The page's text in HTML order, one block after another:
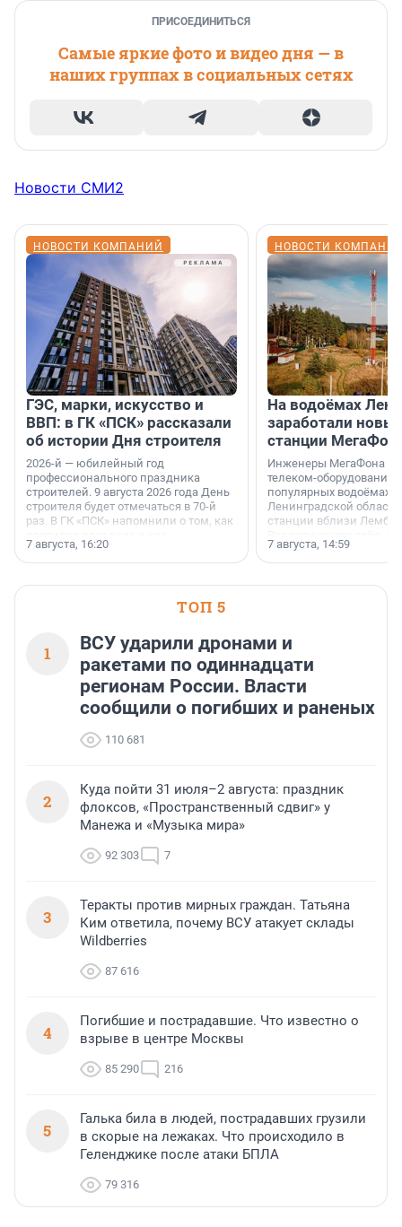
ПРИСОЕДИНИТЬСЯ
Самые яркие фото и видео дня — в
наших группах в социальных сетях
Новости СМИ2
НОВОСТИ КОМПАНИЙ
ГЭС, марки, искусство и
ВВП: в ГК «ПСК» рассказали
об истории Дня строителя
2026-й — юбилейный год
профессионального праздника
строителей. 9 августа 2026 года День
строителя будет отмечаться в 70-й
раз. В ГК «ПСК» напомнили о том, как
поменялась роль строительства.
7 августа, 16:20
НОВОСТИ
На водоёмах
заработали
станции
Инженеры МегаФона
телеком-оборудование
популярных водоёмах
Ленинградской
станции вблизи
недалеко от Большого
водопада.
7 августа, 14:59
ТОП 5
1
ВСУ ударили дронами и
ракетами по одиннадцати
регионам России. Власти
сообщили о погибших и раненых
110 681
2
Куда пойти 31 июля–2 августа: праздник
флоксов, «Пространственный сдвиг» у
Манежа и «Музыка мира»
92 303 7
3
Теракты против мирных граждан. Татьяна
Ким ответила, почему ВСУ атакует склады
Wildberries
87 616
4
Погибшие и пострадавшие. Что известно о
взрыве в центре Москвы
85 290 216
5
Галька била в людей, пострадавших грузили
в скорые на лежаках. Что происходило в
Геленджике после атаки БПЛА
79 316